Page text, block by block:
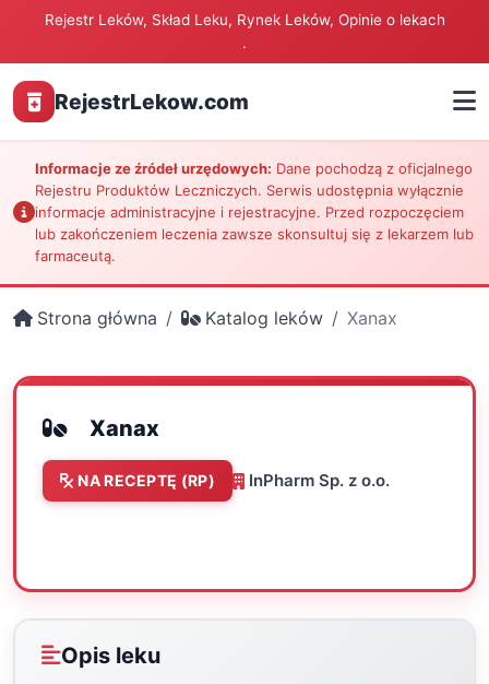
Rejestr Leków, Skład Leku, Rynek Leków, Opinie o lekach
.
RejestrLekow.com
Informacje ze źródeł urzędowych: Dane pochodzą z oficjalnego
Rejestru Produktów Leczniczych. Serwis udostępnia wyłącznie
informacje administracyjne i rejestracyjne. Przed rozpoczęciem
lub zakończeniem leczenia zawsze skonsultuj się z lekarzem lub
farmaceutą.
Strona główna Katalog leków Xanax
Xanax
NA RECEPTĘ (RP) InPharm Sp. z o.o.
Opis leku